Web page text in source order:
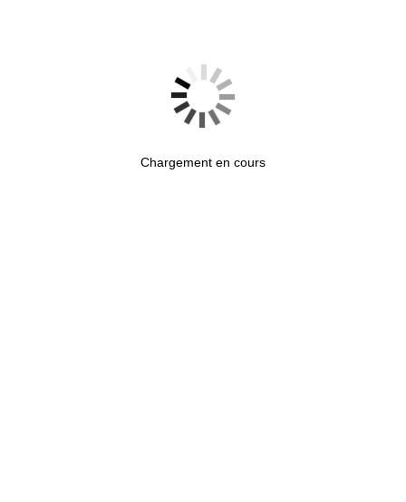
Chargement en cours